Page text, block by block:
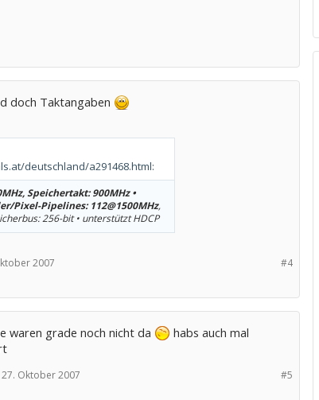
doch Taktangaben
deutschland/a291468.html:
Speichertakt: 900MHz •
Pixel-Pipelines: 112@1500MHz,
256-bit • unterstützt HDCP
#4
2007
waren grade noch nicht da
habs auch mal
#5
27. Oktober 2007